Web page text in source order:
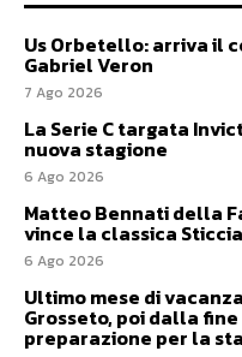
Us Orbetello: arriva il
Gabriel Veron
7 Ago 2026
La Serie C targata
nuova stagione
6 Ago 2026
Matteo Bennati della
vince la classica
6 Ago 2026
Ultimo mese di
Grosseto, poi dalla
preparazione per la